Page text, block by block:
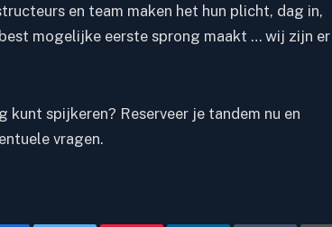
en team maken het hun plicht, dag in,
mogelijke eerste sprong maakt … wij zijn er
kunt spijkeren? Reserveer je tandem nu en
vragen.